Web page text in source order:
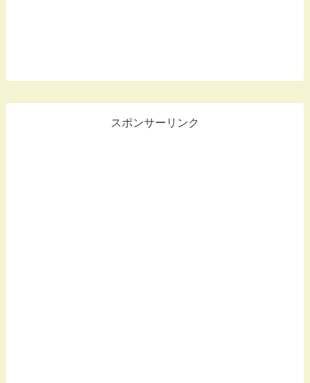
スポンサーリンク